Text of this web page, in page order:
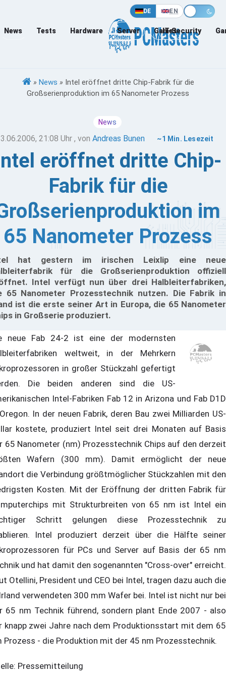
DE EN
News Tests Hardware Server Games
IT-Security
» News » Intel eröffnet dritte Chip-Fabrik für die
Großserienproduktion im 65 Nanometer Prozess
News
21:08 Uhr , vonAndreas Bunen ~1 Min. Lesezeit
eröffnet dritte Chip-
Fabrik für die
im
65 Nanometer Prozess
hat gestern im irischen Leixlip eine neue
für die Großserienproduktion offiziell
Intel verfügt nun über drei Halbleiterfabriken,
65 Nanometer Prozesstechnik nutzen. Die Fabrik in
ist die erste seiner Art in Europa, die 65 Nanometer
in Großserie produziert.
neue Fab 24-2 ist eine der modernsten
weltweit, in der Mehrkern
in großer Stückzahl gefertigt
Die beiden anderen sind die US-
Intel-Fabriken Fab 12 in Arizona und Fab D1D
In der neuen Fabrik, deren Bau zwei Milliarden US-
kostete, produziert Intel seit drei Monaten auf Basis
65 Nanometer (nm) Prozesstechnik Chips auf den derzeit
Wafern (300 mm). Damit ermöglicht der neue
die Verbindung größtmöglicher Stückzahlen mit den
Kosten. Mit der Eröffnung der dritten Fabrik für
mit Strukturbreiten von 65 nm ist Intel ein
Schritt gelungen diese Prozesstechnik zu
Intel produziert derzeit über die Hälfte seiner
für PCs und Server auf Basis der 65 nm
und hat damit den sogenannten "Cross-over" erreicht.
Otellini, President und CEO bei Intel, tragen dazu auch die
verwendeten 300 mm Wafer bei. Intel ist nicht nur bei
65 nm Technik führend, sondern plant Ende 2007 - also
knapp zwei Jahre nach dem Produktionsstart mit dem 65
Prozess - die Produktion mit der 45 nm Prozesstechnik.
Pressemitteilung